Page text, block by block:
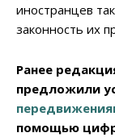
иностранцев
законность их
Ранее
предложили
помощью